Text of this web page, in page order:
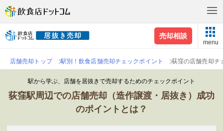
売却相談
menu
店舗売却トップ 駅別！飲食店舗売却チェックポイント 荻窪の店舗売却チ
駅から学ぶ、店舗を居抜きで売却するためのチェックポイント
荻窪駅周辺での店舗売却（造作譲渡・居抜き）成功
のポイントとは？